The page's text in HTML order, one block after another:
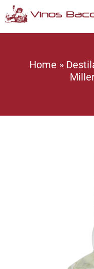
Home »